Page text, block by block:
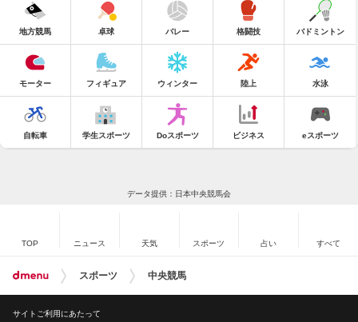
地方競馬 卓球 バレー 格闘技 バドミントン
モーター フィギュア ウィンター 陸上 水泳
自転車 学生スポーツ Doスポーツ ビジネス eスポーツ
データ提供：日本中央競馬会
TOP ニュース 天気 スポーツ 占い すべて
スポーツ 中央競馬
サイトご利用にあたって